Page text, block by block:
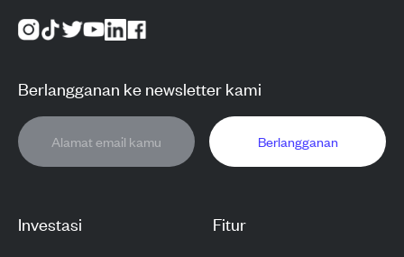
Investasi Fitur
Berlangganan ke newsletter kami
Berlangganan